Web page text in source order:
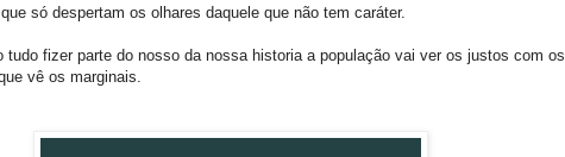
só despertam os olhares daquele que não tem caráter.
tudo fizer parte do nosso da nossa historia a população vai ver os justos com os
vê os marginais.